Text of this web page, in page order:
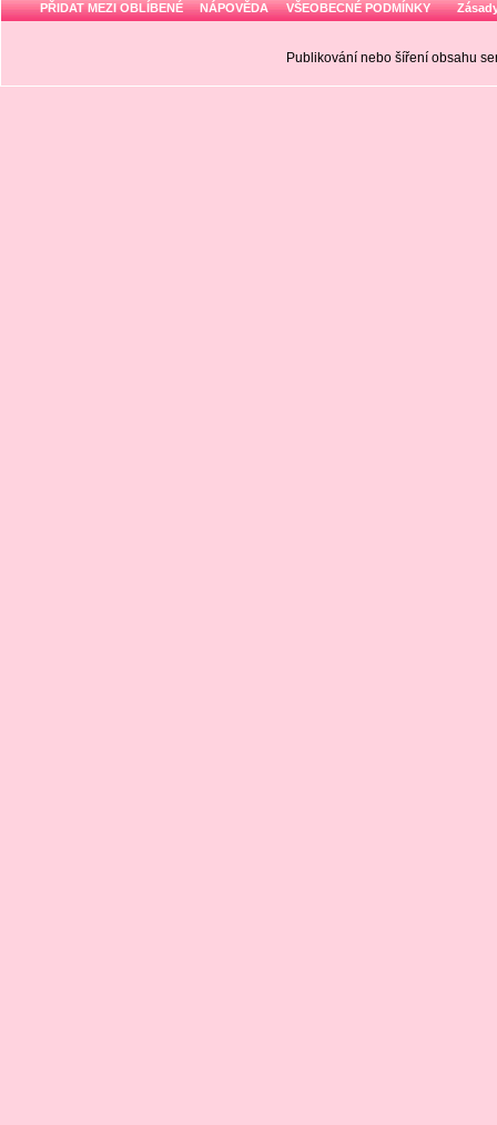
PŘIDAT MEZI OBLÍBENÉ NÁPOVĚDA VŠEOBECNÉ PODMÍNKY
Publikování nebo šíření obsahu